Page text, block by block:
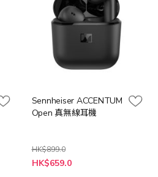
Sennheiser ACCENTUM
Open 真無線耳機
HK$899.0
HK$659.0